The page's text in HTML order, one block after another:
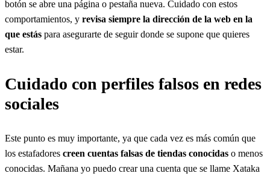
botón se abre una página o pestaña nueva. Cuidado con estos
comportamientos, y revisa siempre la dirección de la web en la
que estás para asegurarte de seguir donde se supone que quieres
estar.
Cuidado con perfiles falsos en redes
sociales
Este punto es muy importante, ya que cada vez es más común que
los estafadores creen cuentas falsas de tiendas conocidas o menos
conocidas. Mañana yo puedo crear una cuenta que se llame Xataka